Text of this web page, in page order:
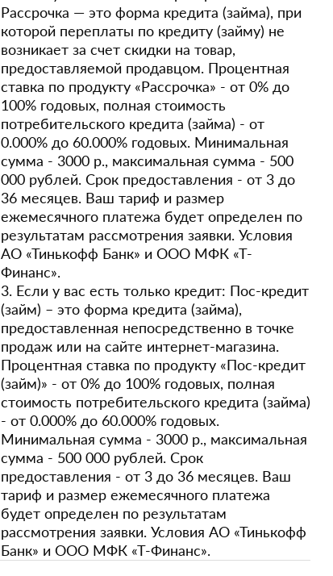
Рассрочка — это форма кредита (займа), при
которой переплаты по кредиту (займу) не
возникает за счет скидки на товар,
предоставляемой продавцом. Процентная
ставка по продукту «Рассрочка» - от 0% до
100% годовых, полная стоимость
потребительского кредита (займа) - от
0.000% до 60.000% годовых. Минимальная
сумма - 3000 р., максимальная сумма - 500
000 рублей. Срок предоставления - от 3 до
36 месяцев. Ваш тариф и размер
ежемесячного платежа будет определен по
результатам рассмотрения заявки. Условия
АО «Тинькофф Банк» и ООО МФК «Т-
Финанс».
3. Если у вас есть только кредит: Пос-кредит
(займ) – это форма кредита (займа),
предоставленная непосредственно в точке
продаж или на сайте интернет-магазина.
Процентная ставка по продукту «Пос-кредит
(займ)» - от 0% до 100% годовых, полная
стоимость потребительского кредита (займа)
- от 0.000% до 60.000% годовых.
Минимальная сумма - 3000 р., максимальная
сумма - 500 000 рублей. Срок
предоставления - от 3 до 36 месяцев. Ваш
тариф и размер ежемесячного платежа
будет определен по результатам
рассмотрения заявки. Условия АО «Тинькофф
Банк» и ООО МФК «Т-Финанс».